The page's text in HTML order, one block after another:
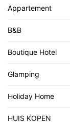
Appartement
B&B
Boutique Hotel
Glamping
Holiday Home
HUIS KOPEN